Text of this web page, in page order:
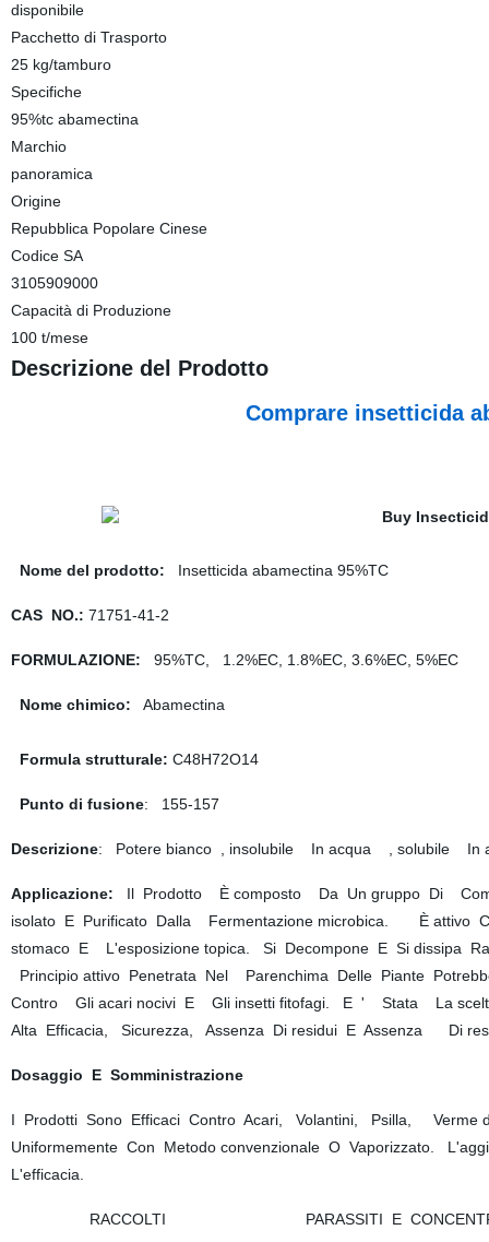
disponibile
Pacchetto di Trasporto
25 kg/tamburo
Specifiche
95%tc abamectina
Marchio
panoramica
Origine
Repubblica Popolare Cinese
Codice SA
3105909000
Capacità di Produzione
100 t/mese
Descrizione del Prodotto
Comprare insetticida
Nome del prodotto: Insetticida abamectina 95%TC
CAS NO.: 71751-41-2
FORMULAZIONE: 95%TC, 1.2%EC, 1.8%EC, 3.6%EC, 5%EC
Nome chimico: Abamectina
Formula strutturale: C48H72O14
Punto di fusione: 155-157
Descrizione: Potere bianco , insolubile In acqua , solubile In
Applicazione:
Il Prodotto È composto Da Un gruppo Di
isolato E Purificato Dalla Fermentazione microbica. È attivo
stomaco E L'esposizione topica. Si Decompone E Si dissipa
Principio attivo Penetrata Nel Parenchima Delle Piante
Contro Gli acari nocivi E Gli insetti fitofagi. E ' Stata La
Alta Efficacia, Sicurezza, Assenza Di residui E Assenza Di
Dosaggio E Somministrazione
I Prodotti Sono Efficaci Contro Acari, Volantini, Psilla,
Uniformemente Con Metodo convenzionale O Vaporizzato.
L'efficacia.
RACCOLTI PARASSITI E